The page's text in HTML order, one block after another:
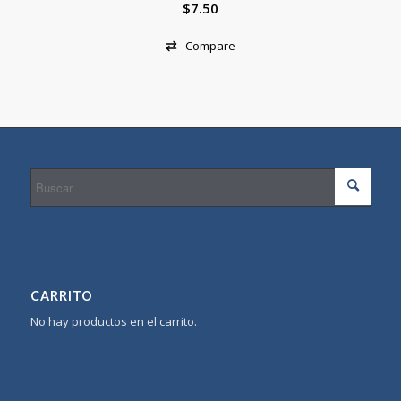
$7.50
Compare
CARRITO
No hay productos en el carrito.